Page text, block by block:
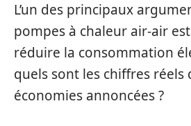
L’un des principaux
pompes à chaleur air-air
réduire la consommation
quels sont les chiffres réels
économies annoncées ?